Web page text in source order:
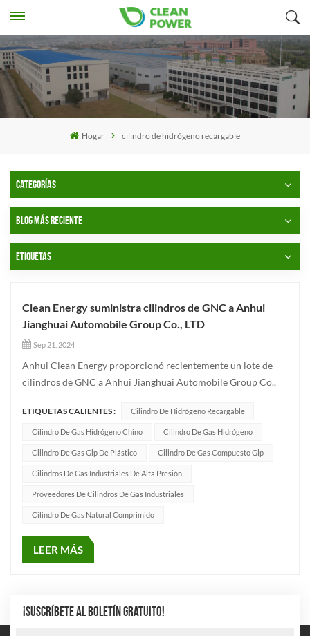
Hogar cilindro de hidrógeno recargable
CATEGORÍAS
BLOG MÁS RECIENTE
ETIQUETAS
Clean Energy suministra cilindros de GNC a Anhui
Jianghuai Automobile Group Co., LTD
Sep 21, 2024
Anhui Clean Energy proporcionó recientemente un lote de
cilindros de GNC a Anhui Jianghuai Automobile Group Co.,
Shaanxi Automobile Heavy Truck, Jianghuai Automobile,
China Changan, Dongfeng Liuqi, China National Heavy Duty
Truck y otras m...
ETIQUETAS CALIENTES : Cilindro De Hidrógeno Recargable
Cilindro De Gas Hidrógeno Chino Cilindro De Gas Hidrógeno
Cilindro De Gas Glp De Plástico Cilindro De Gas Compuesto Glp
Cilindros De Gas Industriales De Alta Presión
Proveedores De Cilindros De Gas Industriales
Cilindro De Gas Natural Comprimido
LEER MÁS
¡SUSCRÍBETE AL BOLETÍN GRATUITO!